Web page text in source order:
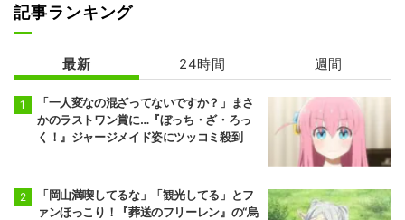
イ 最終章
記事ランキング
最新 24時間 週間
「一人変なの混ざってないですか？」まさ
かのラストワン賞に…『ぼっち・ざ・ろっ
く！』ジャージメイド姿にツッコミ殺到
「岡山満喫してるな」「観光してる」とフ
ァンほっこり！『葬送のフリーレン』の“烏